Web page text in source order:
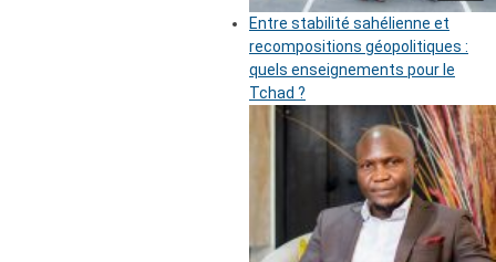
Entre stabilité sahélienne et
recompositions géopolitiques :
quels enseignements pour le
Tchad ?